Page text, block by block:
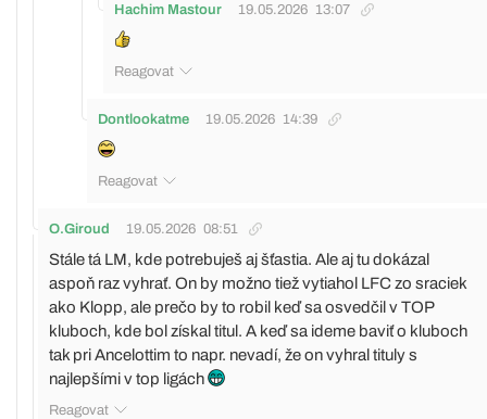
Hachim Mastour 19.05.2026 13:07
Reagovat
Dontlookatme 19.05.2026 14:39
Reagovat
O.Giroud 19.05.2026 08:51
Stále tá LM, kde potrebuješ aj šťastia. Ale aj tu dokázal
aspoň raz vyhrať. On by možno tiež vytiahol LFC zo sraciek
ako Klopp, ale prečo by to robil keď sa osvedčil v TOP
kluboch, kde bol získal titul. A keď sa ideme baviť o kluboch
tak pri Ancelottim to napr. nevadí, že on vyhral tituly s
najlepšími v top ligách
Reagovat